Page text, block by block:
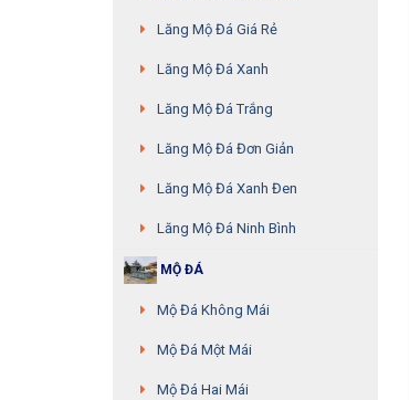
Lăng Mộ Đá Giá Rẻ
Lăng Mộ Đá Xanh
Lăng Mộ Đá Trắng
Lăng Mộ Đá Đơn Giản
Lăng Mộ Đá Xanh Đen
Lăng Mộ Đá Ninh Bình
MỘ ĐÁ
Mộ Đá Không Mái
Mộ Đá Một Mái
Mộ Đá Hai Mái